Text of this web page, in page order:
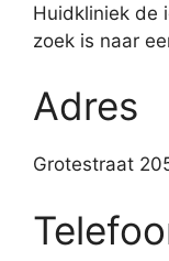
Huidkliniek de
zoek is naar
Adres
Grotestraat